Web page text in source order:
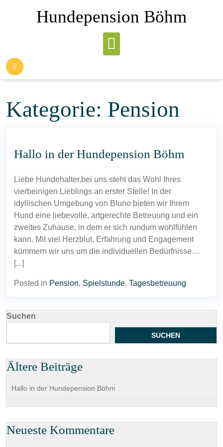
Hundepension Böhm
Kategorie: Pension
Hallo in der Hundepension Böhm
Liebe Hundehalter,bei uns steht das Wohl Ihres
vierbeinigen Lieblings an erster Stelle! In der
idyllischen Umgebung von Bluno bieten wir Ihrem
Hund eine liebevolle, artgerechte Betreuung und ein
zweites Zuhause, in dem er sich rundum wohlfühlen
kann. Mit viel Herzblut, Erfahrung und Engagement
kümmern wir uns um die individuellen Bedürfnisse…
[...]
Posted in Pension, Spielstunde, Tagesbetreuung
Suchen
SUCHEN
Ältere Beiträge
Hallo in der Hundepension Böhm
Neueste Kommentare